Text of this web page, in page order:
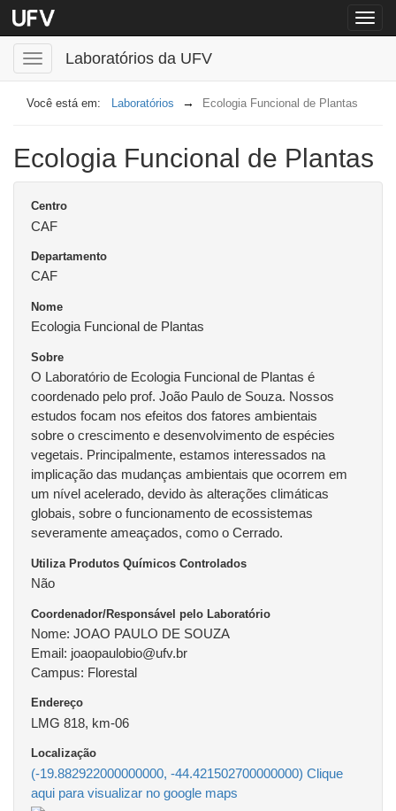
Menu
Menu
Laboratórios da UFV
Laboratórios Ecologia Funcional de Plantas
Ecologia Funcional de Plantas
Centro
CAF
Departamento
CAF
Nome
Ecologia Funcional de Plantas
Sobre
O Laboratório de Ecologia Funcional de Plantas é
coordenado pelo prof. João Paulo de Souza. Nossos
estudos focam nos efeitos dos fatores ambientais
sobre o crescimento e desenvolvimento de espécies
vegetais. Principalmente, estamos interessados na
implicação das mudanças ambientais que ocorrem em
um nível acelerado, devido às alterações climáticas
globais, sobre o funcionamento de ecossistemas
severamente ameaçados, como o Cerrado.
Utiliza Produtos Químicos Controlados
Não
Coordenador/Responsável pelo Laboratório
Nome: JOAO PAULO DE SOUZA
Email: joaopaulobio@ufv.br
Campus: Florestal
Endereço
LMG 818, km-06
Localização
(-19.882922000000000, -44.421502700000000) Clique
aqui para visualizar no google maps